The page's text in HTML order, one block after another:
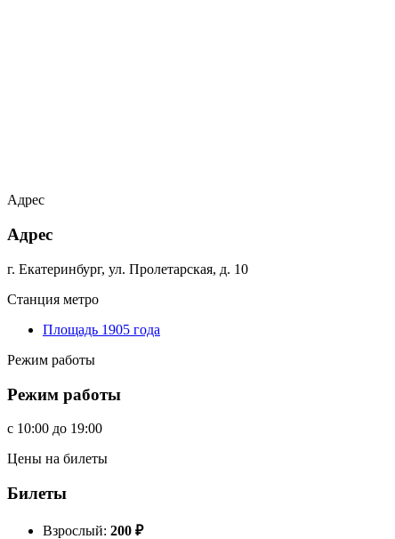
Адрес
Адрес
г. Екатеринбург, ул. Пролетарская, д. 10
Станция метро
Площадь 1905 года
Режим работы
Режим работы
c 10:00 до 19:00
Цены на билеты
Билеты
Взрослый: 200 ₽